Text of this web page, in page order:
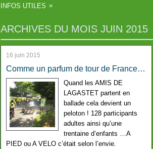
INFOS UTILES »
ARCHIVES DU MOIS JUIN 2015
16 juin 2015
Comme un parfum de tour de France…
Quand les AMIS DE
LAGASTET partent en
ballade cela devient un
peloton ! 128 participants
adultes ainsi qu’une
trentaine d’enfants …A
PIED ou A VELO c’était selon l’envie.